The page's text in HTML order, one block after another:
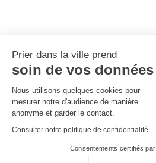
Prier dans la ville prend
soin de vos données
Nous utilisons quelques cookies pour
mesurer notre d'audience de manière
anonyme et garder le contact.
Consulter notre politique de confidentialité
Consentements certifiés par